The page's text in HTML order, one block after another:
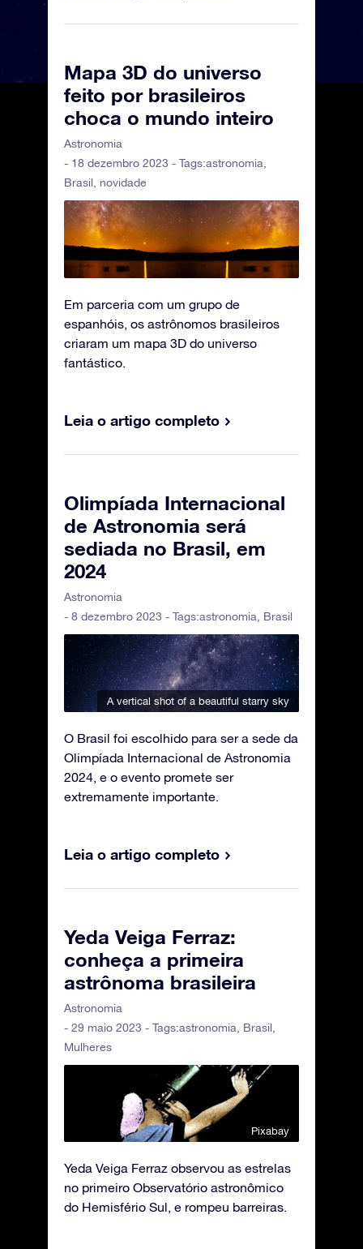
Mapa 3D do universo
feito por brasileiros
choca o mundo inteiro
Astronomia
- 18 dezembro 2023 - Tags:astronomia,
Brasil, novidade
Em parceria com um grupo de
espanhóis, os astrônomos brasileiros
criaram um mapa 3D do universo
fantástico.
Leia o artigo completo
Olimpíada Internacional
de Astronomia será
sediada no Brasil, em
2024
Astronomia
- 8 dezembro 2023 - Tags:astronomia Brasil
A vertical shot of a beautiful starry sky
O Brasil foi escolhido para ser a sede da
Olimpíada Internacional de Astronomia
2024, e o evento promete ser
extremamente importante.
Leia o artigo completo
Yeda Veiga Ferraz:
conheça a primeira
astrônoma brasileira
Astronomia
- 29 maio 2023 - Tags:astronomia Brasil
Mulheres
Pixabay
Yeda Veiga Ferraz observou as estrelas
no primeiro Observatório astronômico
do Hemisfério Sul, e rompeu barreiras.